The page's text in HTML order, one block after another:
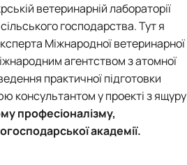
ветеринарній лабораторії
господарства. Тут я
Міжнародної ветеринарної
агентством з атомної
практичної підготовки
консультантом у проекті з ящуру
професіоналізму,
академії.